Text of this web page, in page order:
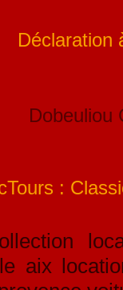
Déclaration
Dobeuliou
:
aix